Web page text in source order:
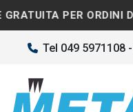
DA €150 •
Tel 049 5971108